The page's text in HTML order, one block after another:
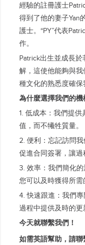
經驗的註冊護士
得到了他的妻子Yan
護士。“PY”代表
作。
Patrick出生並成長
解，這使他能夠與
種文化的熟悉度確保
為什麼選擇我們的機
1. 低成本：我們提
值，而不犧牲質量。
2. 便利：忘記訪問
促進合同簽署，讓過
3. 效率：我們簡化
您可以及時獲得所需
4. 快速跟進：我們
過程中提供及時的更
今天就聯繫我們！
如需英語幫助， 請聯